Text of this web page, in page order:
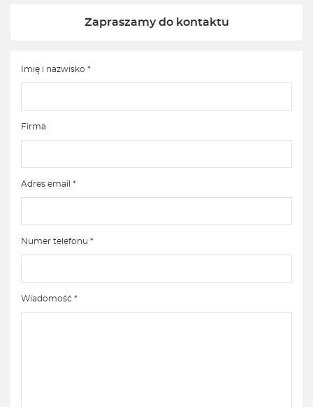
Zapraszamy do kontaktu
Imię i nazwisko *
Firma
Adres email *
Numer telefonu *
Wiadomość *